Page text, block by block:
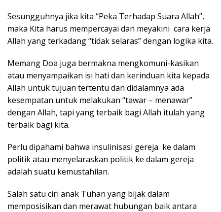
Sesungguhnya jika kita “Peka Terhadap Suara Allah”,
maka Kita harus mempercayai dan meyakini cara kerja
Allah yang terkadang “tidak selaras” dengan logika kita.
Memang Doa juga bermakna mengkomuni-kasikan
atau menyampaikan isi hati dan kerinduan kita kepada
Allah untuk tujuan tertentu dan didalamnya ada
kesempatan untuk melakukan “tawar – menawar”
dengan Allah, tapi yang terbaik bagi Allah itulah yang
terbaik bagi kita.
Perlu dipahami bahwa insulinisasi gereja ke dalam
politik atau menyelaraskan politik ke dalam gereja
adalah suatu kemustahilan.
Salah satu ciri anak Tuhan yang bijak dalam
memposisikan dan merawat hubungan baik antara